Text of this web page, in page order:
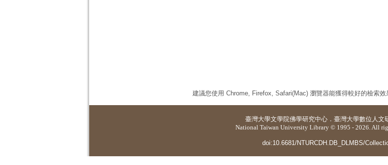
建議您使用 Chrome, Firefox, Safari(Mac) 瀏覽器能獲得較好的檢索效
臺灣大學文學院佛學研究中心 ． 臺灣大學數位人文
National Taiwan University Library © 1995 - 2026. All
doi:10.6681/NTURCDH.DB_DLMBS/